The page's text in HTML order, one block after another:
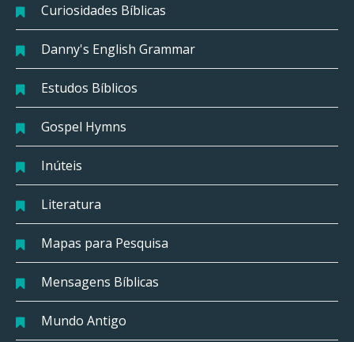
Curiosidades Bíblicas
Danny's English Grammar
Estudos Bíblicos
Gospel Hymns
Inúteis
Literatura
Mapas para Pesquisa
Mensagens Bíblicas
Mundo Antigo